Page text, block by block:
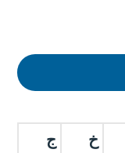
خ ج